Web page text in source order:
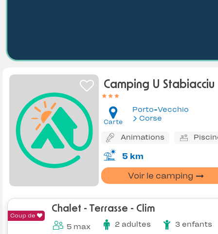
Camping U Stabiacciu
Carte
Porto-Vecchio
Corse
Animations
5 km
Voir le camping
Coup de
Chalet - Terrasse - Clim
5 max 2 adultes
3 enfants